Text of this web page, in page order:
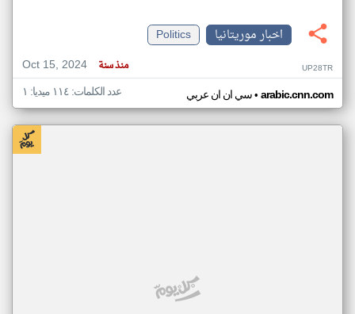
اخبار موريتانيا
Politics
Oct 15, 2024
منذ سنة UP28TR
سي ان ان عربي• arabic.cnn.com عدد الكلمات: ١١٤ ميديا: ١